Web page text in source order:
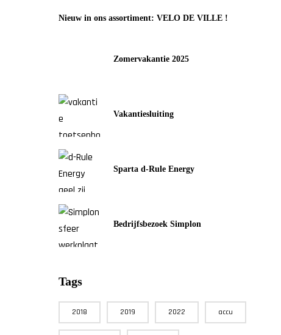
Nieuw in ons assortiment: VELO DE VILLE !
Zomervakantie 2025
Vakantiesluiting
Sparta d-Rule Energy
Bedrijfsbezoek Simplon
Tags
2018 2019 2022 accu